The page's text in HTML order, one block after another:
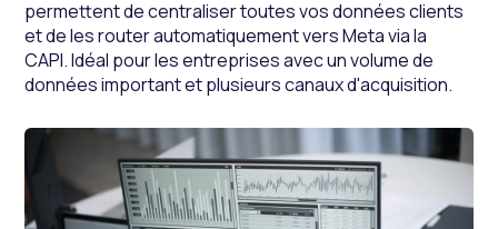
permettent de centraliser toutes vos données clients
et de les router automatiquement vers Meta via la
CAPI. Idéal pour les entreprises avec un volume de
données important et plusieurs canaux d'acquisition.